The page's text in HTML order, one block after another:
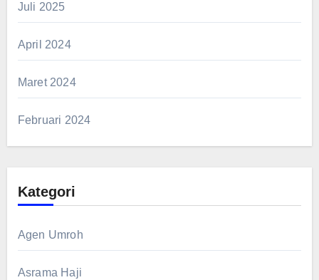
Juli 2025
April 2024
Maret 2024
Februari 2024
Kategori
Agen Umroh
Asrama Haji